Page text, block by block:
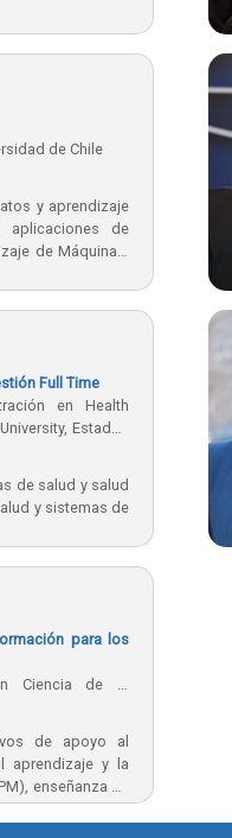
de Chile
y aprendizaje
aplicaciones de
de Máquinas,
Full Time
en Health
Estados
de salud y salud
y sistemas de
para los
Ciencia de la
de Chile
de apoyo al
aprendizaje y la
enseñanza de
de tecnologías, y